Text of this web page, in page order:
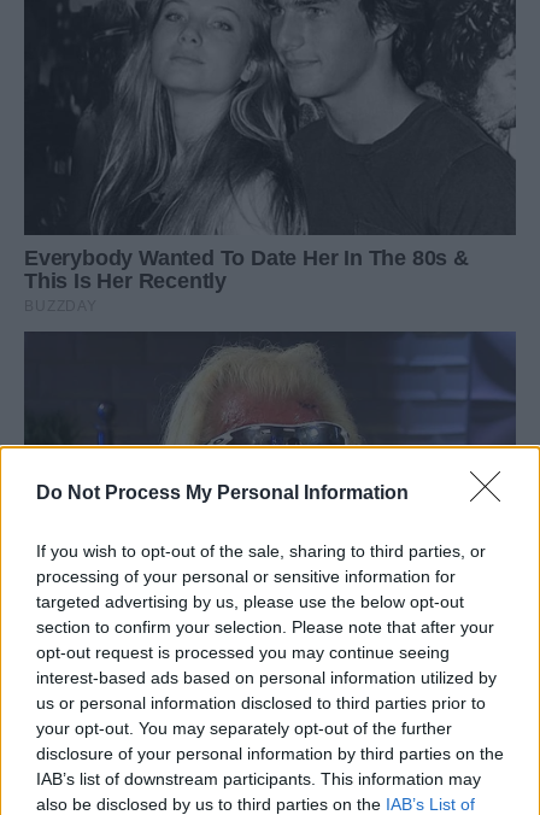
Do Not Process My Personal Information
If you wish to opt-out of the sale, sharing to third parties, or
processing of your personal or sensitive information for
targeted advertising by us, please use the below opt-out
section to confirm your selection. Please note that after your
opt-out request is processed you may continue seeing
interest-based ads based on personal information utilized by
us or personal information disclosed to third parties prior to
your opt-out. You may separately opt-out of the further
disclosure of your personal information by third parties on the
IAB’s list of downstream participants. This information may
also be disclosed by us to third parties on the IAB’s List of